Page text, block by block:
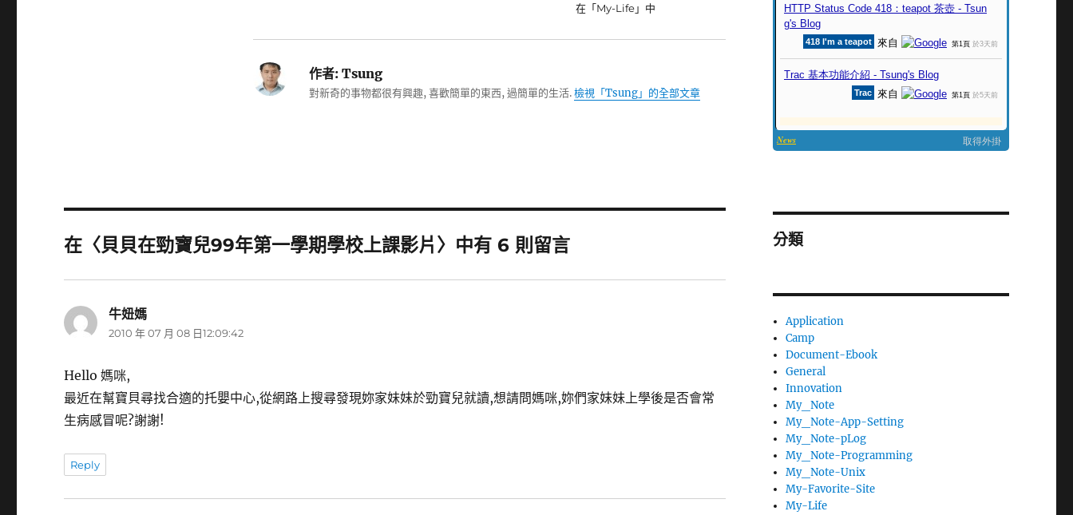
在「My-Life」中
作者:Tsung
對新奇的事物都很有興趣, 喜歡簡單的東西, 過簡單的生活.檢視「Tsung」的全部文章
在〈貝貝在勁寶兒99年第一學期學校上課影片〉中有 6 則留言
牛妞媽
示:
2010 年 07 月 08 日12:09:42
Hello 媽咪,
最近在幫寶貝尋找合適的托嬰中心,從網路上搜尋發現妳家妹妹於勁寶兒就讀,想請問媽咪,妳們家妹妹上學後是否會常
生病感冒呢?謝謝!
Reply
分類
Application
Camp
Document-Ebook
General
Innovation
My_Note
My_Note-App-Setting
My_Note-pLog
My_Note-Programming
My_Note-Unix
My-Favorite-Site
My-Life